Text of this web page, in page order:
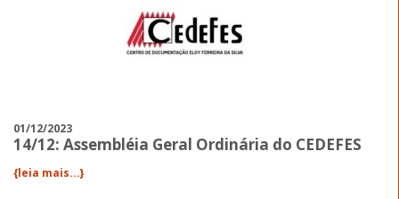
01/12/2023
14/12: Assembléia Geral Ordinária do CEDEFES
{leia mais...}